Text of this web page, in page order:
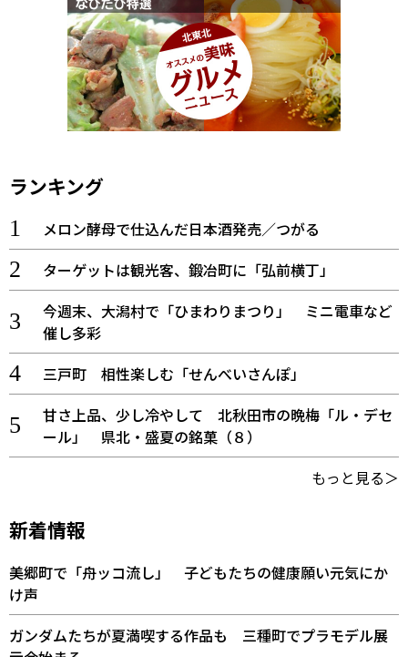
ランキング
メロン酵母で仕込んだ日本酒発売／つがる
ターゲットは観光客、鍛冶町に「弘前横丁」
今週末、大潟村で「ひまわりまつり」 ミニ電車など
催し多彩
三戸町 相性楽しむ「せんべいさんぽ」
甘さ上品、少し冷やして 北秋田市の晩梅「ル・デセ
ール」 県北・盛夏の銘菓（８）
もっと見る＞
新着情報
美郷町で「舟ッコ流し」 子どもたちの健康願い元気にか
け声
ガンダムたちが夏満喫する作品も 三種町でプラモデル展